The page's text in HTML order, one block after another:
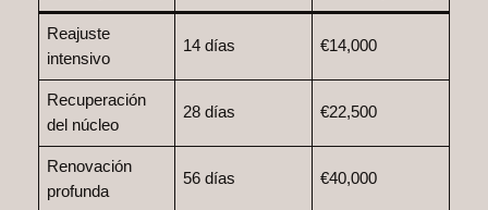
Reajuste
intensivo
14 días €14,000
Recuperación
del núcleo
28 días €22,500
Renovación
profunda
56 días €40,000